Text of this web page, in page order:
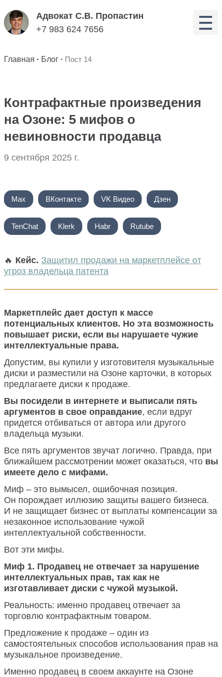
Адвокат С.В. Пропастин
+7 983 624 7656
Главная · Блог · Пост 14
Контрафактные произведения
на Озоне: 5 мифов о
невиновности продавца
9 сентября 2025 г.
🔥 Кейс. Защитил продажи на маркетплейсе от
угроз владельца патента
Маркетплейс дает доступ к массе
потенциальных клиентов. Но эта возможность
повышает риски, если вы нарушаете чужие
интеллектуальные права.
Допустим, вы купили у изготовителя музыкальные
диски и разместили на Озоне карточки, в которых
предлагаете диски к продаже.
Вы посидели в интернете и выписали пять
аргументов в свое оправдание, если вдруг
придется отбиваться от автора или другого
владельца музыки.
Все пять аргументов звучат логично. Правда, при
ближайшем рассмотрении может оказаться, что вы
имеете дело с мифами.
Миф – это вымысел, ошибочная позиция.
Он порождает иллюзию защиты вашего бизнеса.
И не защищает бизнес от выплаты компенсации за
незаконное использование чужой
интеллектуальной собственности.
Вот эти мифы.
Миф 1. Продавец не отвечает за нарушение
интеллектуальных прав, так как не
изготавливает диски с чужой музыкой.
Реальность: именно продавец отвечает за
торговлю контрафактным товаром.
Предложение к продаже – один из
самостоятельных способов использования прав на
музыкальное произведение.
Именно продавец в своем аккаунте на Озоне
Max ВКонтакте VK Видео Дзен
TenChat Klerk Habr Rutube